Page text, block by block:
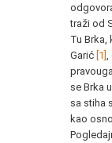
traži od
Tu Brka,
Garić [1]
se Brka
sa stiha
kao